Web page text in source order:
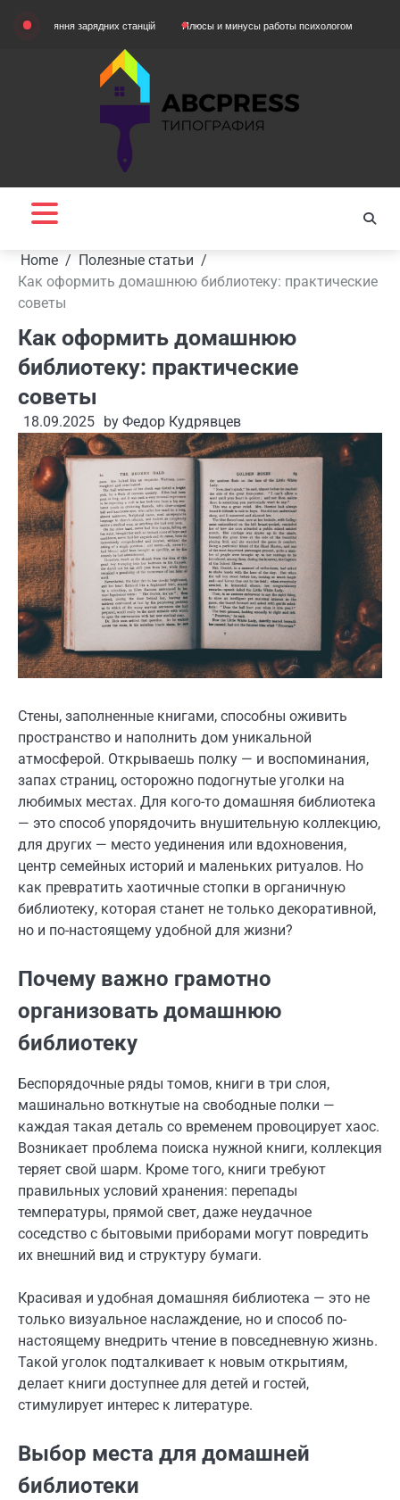
зарядних станцій Плюсы и минусы работы психологом Домашняя
Home
Полезные статьи
Как оформить домашнюю библиотеку: практические
советы
Как оформить домашнюю
библиотеку: практические
советы
18.09.2025 by Федор Кудрявцев
Стены, заполненные книгами, способны оживить
пространство и наполнить дом уникальной
атмосферой. Открываешь полку — и воспоминания,
запах страниц, осторожно подогнутые уголки на
любимых местах. Для кого-то домашняя библиотека
— это способ упорядочить внушительную коллекцию,
для других — место уединения или вдохновения,
центр семейных историй и маленьких ритуалов. Но
как превратить хаотичные стопки в органичную
библиотеку, которая станет не только декоративной,
но и по-настоящему удобной для жизни?
Почему важно грамотно
организовать домашнюю
библиотеку
Беспорядочные ряды томов, книги в три слоя,
машинально воткнутые на свободные полки —
каждая такая деталь со временем провоцирует хаос.
Возникает проблема поиска нужной книги, коллекция
теряет свой шарм. Кроме того, книги требуют
правильных условий хранения: перепады
температуры, прямой свет, даже неудачное
соседство с бытовыми приборами могут повредить
их внешний вид и структуру бумаги.
Красивая и удобная домашняя библиотека — это не
только визуальное наслаждение, но и способ по-
настоящему внедрить чтение в повседневную жизнь.
Такой уголок подталкивает к новым открытиям,
делает книги доступнее для детей и гостей,
стимулирует интерес к литературе.
Выбор места для домашней
библиотеки